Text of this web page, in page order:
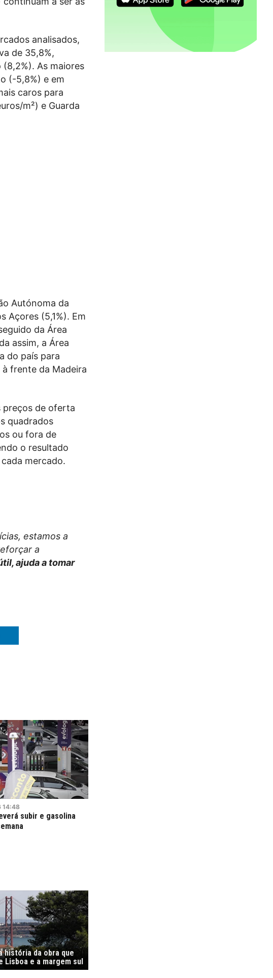
analisados,
de 35,8%,
(8,2%). As maiores
(-5,8%) e em
caros para
m²) e Guarda
Autónoma da
Açores (5,1%). Em
da Área
assim, a Área
do país para
frente da Madeira
preços de oferta
quadrados
ou fora de
o resultado
mercado.
estamos a
a
ajuda a tomar
14:48
subir e gasolina
história da obra que
Lisboa e a margem sul